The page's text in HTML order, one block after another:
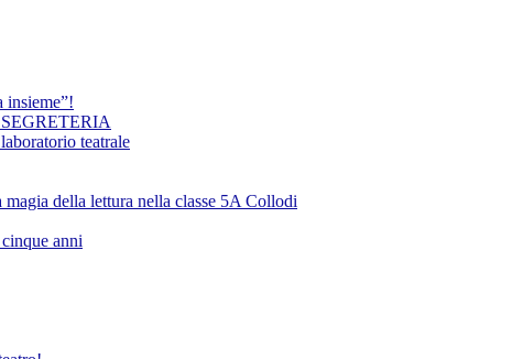
insieme”!
teatrale
della lettura nella classe 5A Collodi
anni